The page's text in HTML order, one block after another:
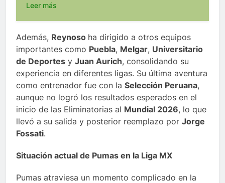
Leer más
Además, Reynoso ha dirigido a otros equipos
importantes como Puebla, Melgar, Universitario
de Deportes y Juan Aurich, consolidando su
experiencia en diferentes ligas. Su última aventura
como entrenador fue con la Selección Peruana,
aunque no logró los resultados esperados en el
inicio de las Eliminatorias al Mundial 2026, lo que
llevó a su salida y posterior reemplazo por Jorge
Fossati.
Situación actual de Pumas en la Liga MX
Pumas atraviesa un momento complicado en la